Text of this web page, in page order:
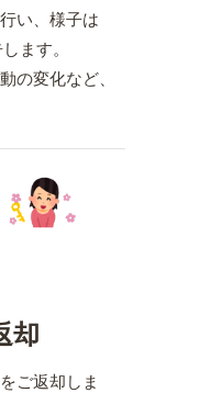
い、様子は
ます。
の変化など、
却
ご返却しま